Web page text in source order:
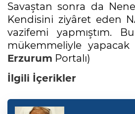
Savaştan sonra da
Kendisini ziyâret eden
vazifemi yapmıştım.
mükemmeliyle
Erzurum Portalı)
İlgili İçerikler